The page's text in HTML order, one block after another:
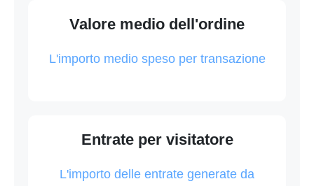
Valore medio dell'ordine
L'importo medio speso per transazione
Entrate per visitatore
L'importo delle entrate generate da